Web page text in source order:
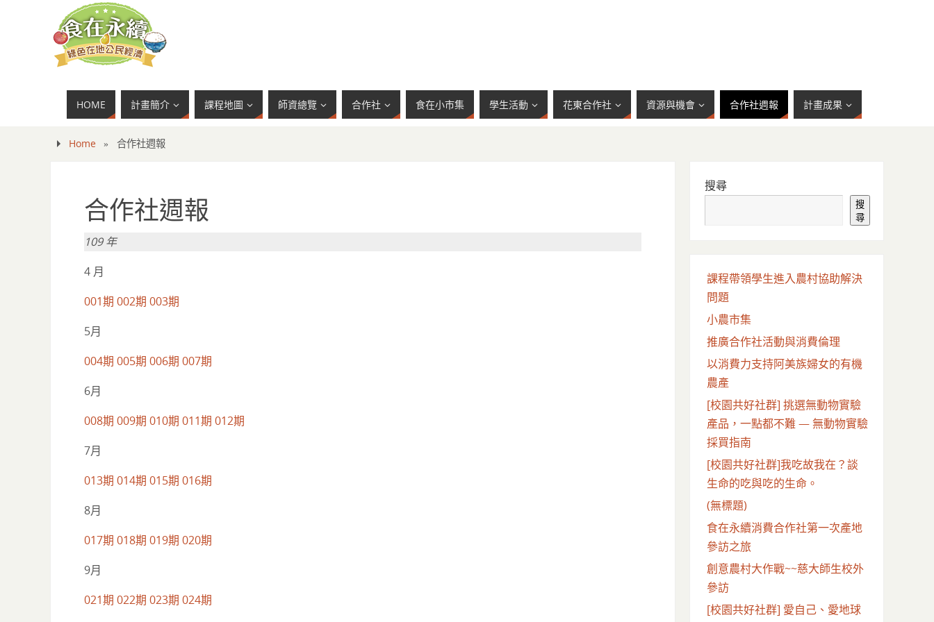
HOME 計畫簡介 課程地圖 師資總覽 合作社 食在小市集 學生活動 花東合作社 資源與機會 合作社週報 計畫成果
Home » 合作社週報
合作社週報
109 年
4 月
001期 002期 003期
5月
004期 005期 006期 007期
6月
008期 009期 010期 011期 012期
7月
013期 014期 015期 016期
8月
017期 018期 019期 020期
9月
021期 022期 023期 024期
搜尋
搜
尋
課程帶領學生進入農村協助解決
問題
小農市集
推廣合作社活動與消費倫理
以消費力支持阿美族婦女的有機
農產
[校園共好社群] 挑選無動物實驗
產品，一點都不難 — 無動物實驗
採買指南
[校園共好社群]我吃故我在？談
生命的吃與吃的生命。
(無標題)
食在永續消費合作社第一次產地
參訪之旅
創意農村大作戰~~慈大師生校外
參訪
[校園共好社群] 愛自己、愛地球